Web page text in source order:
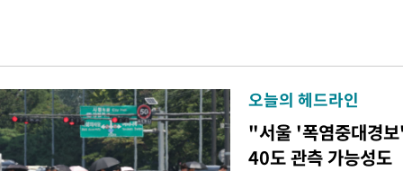
오늘의 헤드라인
"서울 '폭염중대경
40도 관측 가능성도